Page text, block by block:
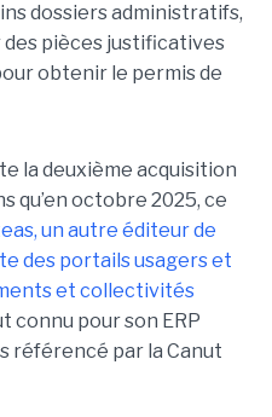
dossiers administratifs,
des pièces justificatives
obtenir le permis de
la deuxième acquisition
qu’en octobre 2025, ce
un autre éditeur de
des portails usagers et
et collectivités
connu pour son ERP
référencé par la Canut